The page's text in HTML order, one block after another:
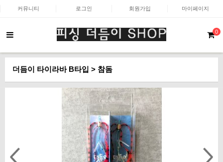
커뮤니티 로그인 회원가입 마이페이지
0
더듬이 타이라바 B타입 > 참돔